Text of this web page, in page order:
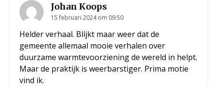
Johan Koops
15 februari 2024 om 09:50
Helder verhaal. Blijkt maar weer dat de
gemeente allemaal mooie verhalen over
duurzame warmtevoorziening de wereld in helpt.
Maar de praktijk is weerbarstiger. Prima motie
vind ik.